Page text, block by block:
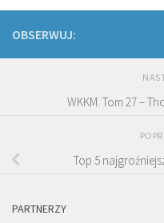
OBSERWUJ:
WKKM. Tom 27 –
Top 5
PARTNERZY